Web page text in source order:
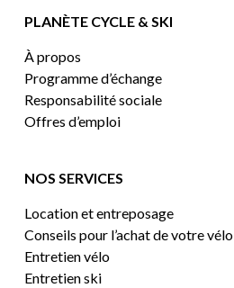
PLANÈTE CYCLE & SKI
À propos
Programme d’échange
Responsabilité sociale
Offres d’emploi
NOS SERVICES
Location et entreposage
Conseils pour l’achat de votre vélo
Entretien vélo
Entretien ski